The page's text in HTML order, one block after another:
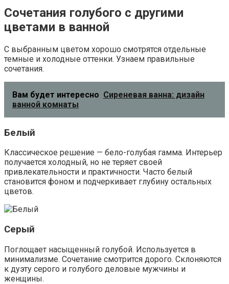
Сочетания голубого с другими
цветами в ванной
С выбранным цветом хорошо смотрятся отдельные
темные и холодные оттенки. Узнаем правильные
сочетания.
Вам будет интересно Сиреневая ванна: дизайн
ванной комнаты
Белый
Классическое решение — бело-голубая гамма. Интерьер
получается холодный, но не теряет своей
привлекательности и практичности. Часто белый
становится фоном и подчеркивает глубину остальных
цветов.
Серый
Поглощает насыщенный голубой. Используется в
минимализме. Сочетание смотрится дорого. Склоняются
к дуэту серого и голубого деловые мужчины и
женщины.